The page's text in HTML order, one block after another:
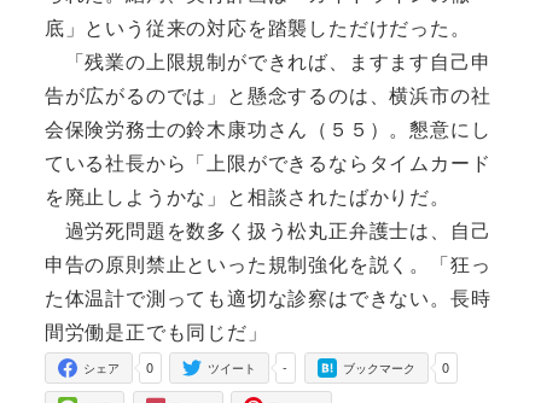
底」という従来の対応を踏襲しただけだった。
「残業の上限規制ができれば、ますます自己申
告が広がるのでは」と懸念するのは、横浜市の社
会保険労務士の鈴木康功さん（５５）。懇意にし
ている社長から「上限ができるならタイムカード
を廃止しようかな」と相談されたばかりだ。
過労死問題を数多く扱う松丸正弁護士は、自己
申告の原則禁止といった規制強化を説く。「狂っ
た体温計で測っても適切な診察はできない。長時
間労働是正でも同じだ」
0
シェア -
ツイート 0
ブックマーク